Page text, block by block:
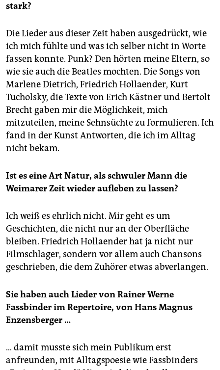
stark?
Die Lieder aus dieser Zeit haben ausgedrückt, wie
ich mich fühlte und was ich selber nicht in Worte
fassen konnte. Punk? Den hörten meine Eltern, so
wie sie auch die Beatles mochten. Die Songs von
Marlene Dietrich, Friedrich Hollaender, Kurt
Tucholsky, die Texte von Erich Kästner und Bertolt
Brecht gaben mir die Möglichkeit, mich
mitzuteilen, meine Sehnsüchte zu formulieren. Ich
fand in der Kunst Antworten, die ich im Alltag
nicht bekam.
Ist es eine Art Natur, als schwuler Mann die
Weimarer Zeit wieder aufleben zu lassen?
Ich weiß es ehrlich nicht. Mir geht es um
Geschichten, die nicht nur an der Oberfläche
bleiben. Friedrich Hollaen­der hat ja nicht nur
Filmschlager, sondern vor allem auch Chansons
geschrieben, die dem Zuhörer etwas abverlangen.
Sie haben auch Lieder von Rainer Werne
Fassbinder im Repertoire, von Hans Magnus
Enzensberger …
… damit musste sich mein Publikum erst
anfreunden, mit Alltagspoesie wie Fassbinders